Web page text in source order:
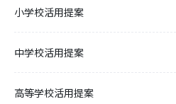
小学校活用提案
中学校活用提案
高等学校活用提案